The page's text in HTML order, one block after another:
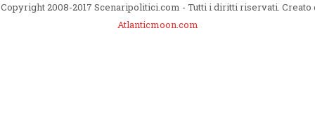
2008-2017 Scenaripolitici.com - Tutti i diritti riservati. Creato
Atlanticmoon.com